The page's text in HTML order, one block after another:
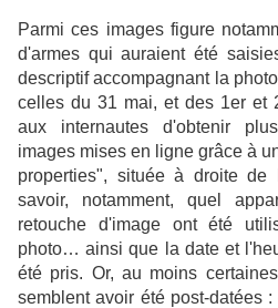
Parmi ces images figure
d'armes qui auraient été
descriptif accompagnant la
celles du 31 mai, et des 1er et
aux internautes d'obtenir
images mises en ligne grâce à
properties", située à droite de
savoir, notamment, quel
retouche d'image ont été
photo… ainsi que la date et
été pris. Or, au moins
semblent avoir été post-datées